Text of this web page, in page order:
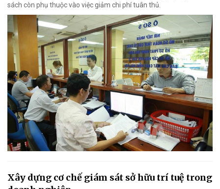
sách còn phụ thuộc vào việc giảm chi phí tuân thủ.
Xây dựng cơ chế giám sát sở hữu trí tuệ trong